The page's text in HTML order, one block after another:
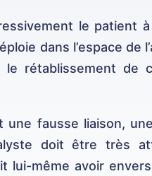
le patient
dans l’espace de
le rétablissement de
fausse liaison,
doit être très
lui-même avoir